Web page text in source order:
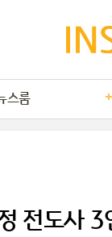
스룸
전도사 3